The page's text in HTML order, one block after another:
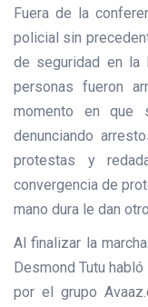
Fuera de la
policial sin
de seguridad en la
personas fueron
momento en que
denunciando
protestas y
convergencia de
mano dura le dan
Al finalizar la
Desmond Tutu
por el grupo